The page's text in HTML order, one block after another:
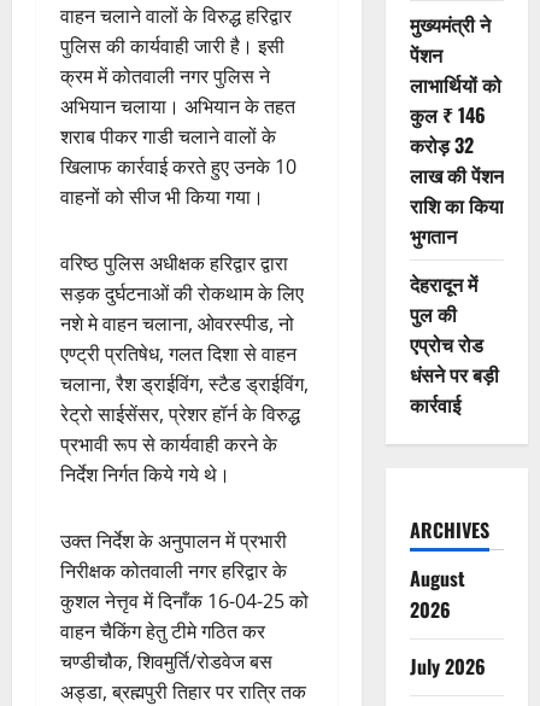
वाहन चलाने वालों के विरुद्ध हरिद्वार
पुलिस की कार्यवाही जारी है। इसी
क्रम में कोतवाली नगर पुलिस ने
अभियान चलाया। अभियान के तहत
शराब पीकर गाडी चलाने वालों के
खिलाफ कार्रवाई करते हुए उनके 10
वाहनों को सीज भी किया गया।
वरिष्ठ पुलिस अधीक्षक हरिद्वार द्वारा
सड़क दुर्घटनाओं की रोकथाम के लिए
नशे मे वाहन चलाना, ओवरस्पीड, नो
एण्ट्री प्रतिषेध, गलत दिशा से वाहन
चलाना, रैश ड्राईविंग, स्टैड ड्राईविंग,
रेट्रो साईसेंसर, प्रेशर हॉर्न के विरुद्ध
प्रभावी रूप से कार्यवाही करने के
निर्देश निर्गत किये गये थे।
उक्त निर्देश के अनुपालन में प्रभारी
निरीक्षक कोतवाली नगर हरिद्वार के
कुशल नेत्तृव में दिनाँक 16-04-25 को
वाहन चैकिंग हेतु टीमे गठित कर
चण्डीचौक, शिवमुर्ति/रोडवेज बस
अड्डा, ब्रह्मपुरी तिहार पर रात्रि तक
मुख्यमंत्री ने
पेंशन
लाभार्थियों को
कुल ₹ 146
करोड़ 32
लाख की पेंशन
राशि का किया
भुगतान
देहरादून में
पुल की
एप्रोच रोड
धंसने पर बड़ी
कार्रवाई
ARCHIVES
August
2026
July 2026